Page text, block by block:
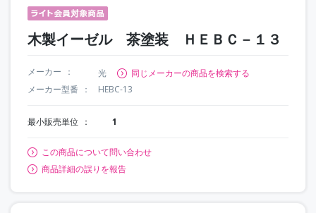
木製イーゼル 茶塗装 ＨＥＢＣ－１３
メーカー 光
同じメーカーの商品を検索する
メーカー型番
HEBC-13
最小販売単位 1
この商品について問い合わせ
商品詳細の誤りを報告